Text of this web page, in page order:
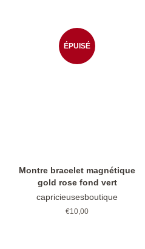
ÉPUISÉ
Montre bracelet magnétique
gold rose fond vert
capricieusesboutique
Prix
€10,00